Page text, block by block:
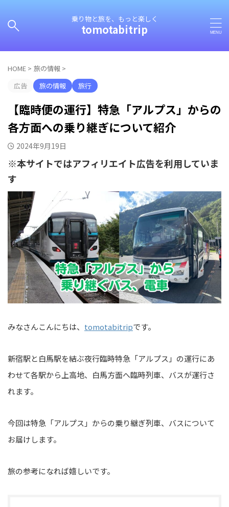
乗り物と旅を、もっと楽しく
tomotabitrip
HOME > 旅の情報 >
広告
旅の情報 旅行
【臨時便の運行】特急「アルプス」からの
各方面への乗り継ぎについて紹介
2024年9月19日
※本サイトではアフィリエイト広告を利用していま
す
みなさんこんにちは、 tomotabitripです。
新宿駅と白馬駅を結ぶ夜行臨時特急「アルプス」の運行にあ
わせて各駅から上高地、白馬方面へ臨時列車、バスが運行さ
れます。
今回は特急「アルプス」からの乗り継ぎ列車、バスについて
お届けします。
旅の参考になれば嬉しいです。